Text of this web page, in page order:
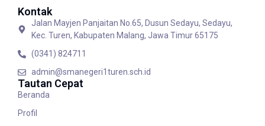
Kontak
Jalan Mayjen Panjaitan No.65, Dusun Sedayu, Sedayu,
Kec. Turen, Kabupaten Malang, Jawa Timur 65175
(0341) 824711
admin@smanegeri1turen.sch.id
Tautan Cepat
Beranda
Profil